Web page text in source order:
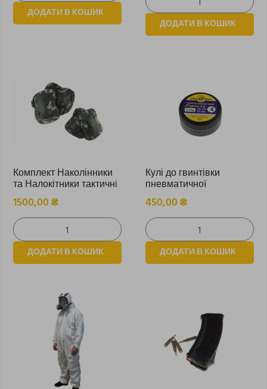
ДОДАТИ В КОШИК
ДОДАТИ В КОШИК
Комплект Наколінники
та Налокітники тактичні
1500,00₴
ДОДАТИ В КОШИК
Кулі до гвинтівки
пневматичної
450,00₴
ДОДАТИ В КОШИК